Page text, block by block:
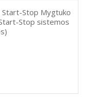
Start-Stop Mygtuko
Stop sistemos